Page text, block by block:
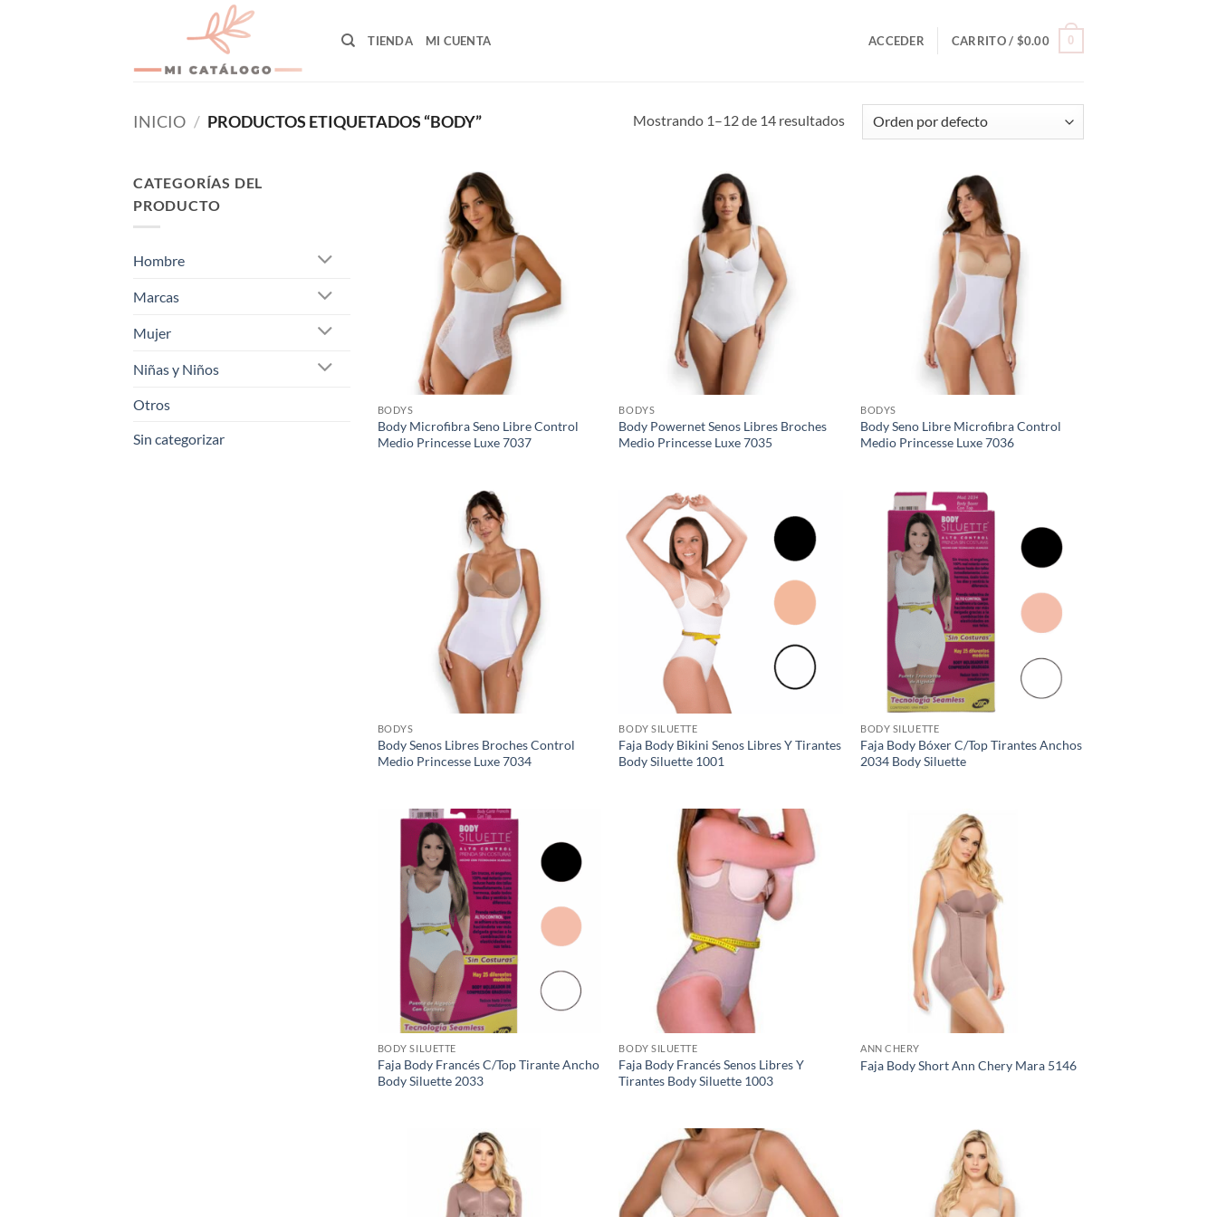
TIENDA MI CUENTA ACCEDER CARRITO / $0.00 0
INICIO / PRODUCTOS ETIQUETADOS “BODY” Mostrando 1–12 de 14 resultados
CATEGORÍAS DEL
PRODUCTO
Hombre
Marcas
Mujer
Niñas y Niños
Otros
Sin categorizar
BODYS
Body Microfibra Seno Libre Control
Medio Princesse Luxe 7037
BODYS
Body Powernet Senos Libres Broches
Medio Princesse Luxe 7035
BODYS
Body Seno Libre Microfibra Control
Medio Princesse Luxe 7036
BODYS
Body Senos Libres Broches Control
Medio Princesse Luxe 7034
BODY SILUETTE
Faja Body Bikini Senos Libres Y Tirantes
Body Siluette 1001
BODY SILUETTE
Faja Body Bóxer C/Top Tirantes Anchos
2034 Body Siluette
BODY SILUETTE
Faja Body Francés C/Top Tirante Ancho
Body Siluette 2033
BODY SILUETTE
Faja Body Francés Senos Libres Y
Tirantes Body Siluette 1003
ANN CHERY
Faja Body Short Ann Chery Mara 5146